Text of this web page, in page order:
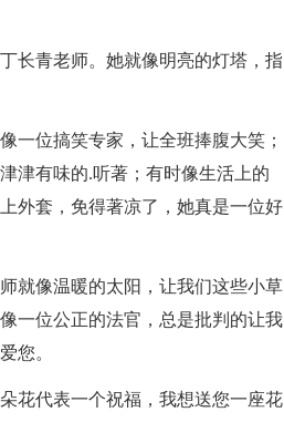
长青老师。她就像明亮的灯塔，指
一位搞笑专家，让全班捧腹大笑；
津有味的.听著；有时像生活上的
外套，免得著凉了，她真是一位好
就像温暖的太阳，让我们这些小草
一位公正的法官，总是批判的让我
您。
花代表一个祝福，我想送您一座花